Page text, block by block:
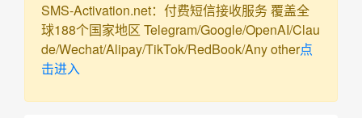
SMS-Activation.net：付费短信接收服务 覆盖全
球188个国家地区 Telegram/Google/OpenAI/Clau
de/Wechat/Alipay/TikTok/RedBook/Any other点
击进入